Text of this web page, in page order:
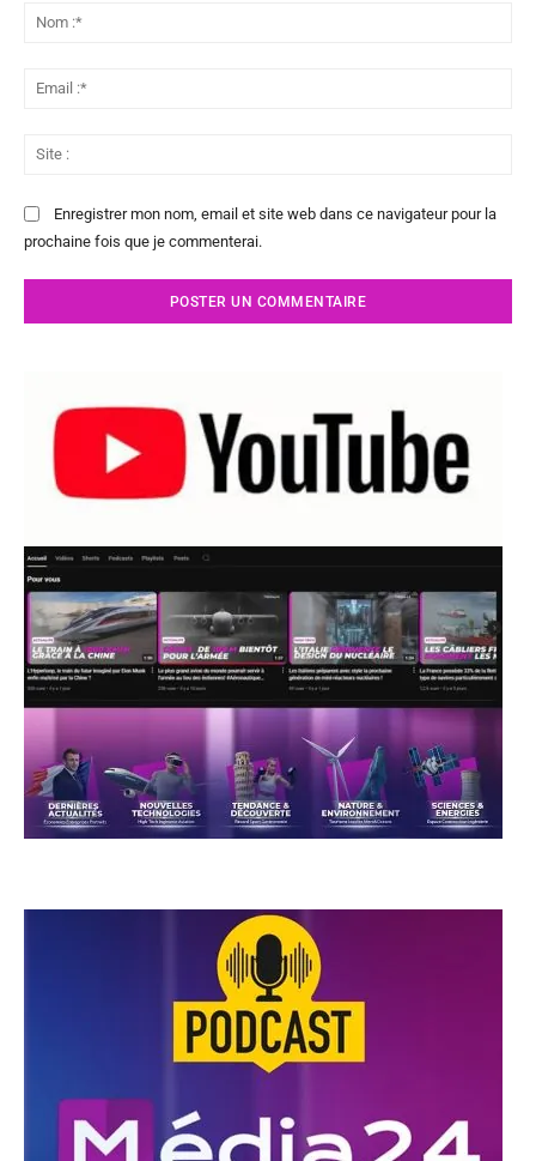
Enregistrer mon nom, email et site web dans ce navigateur pour la
prochaine fois que je commenterai.